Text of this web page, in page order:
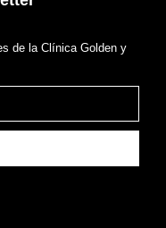
de la Clínica Golden y